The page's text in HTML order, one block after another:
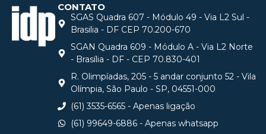
CONTATO
SGAS Quadra 607 - Módulo 49 - Via L2 Sul -
Brasilia - DF CEP 70.200-670
SGAN Quadra 609 - Módulo A - Via L2 Norte
- Brasília - DF - CEP 70.830-401
R. Olimpíadas, 205 - 5 andar conjunto 52 - Vila
Olímpia, São Paulo - SP, 04551-000
(61) 3535-6565 - Apenas ligação
(61) 99649-6886 - Apenas whatsapp